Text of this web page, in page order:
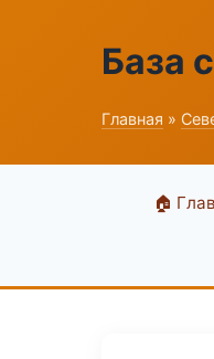
База
Главная »
🏠